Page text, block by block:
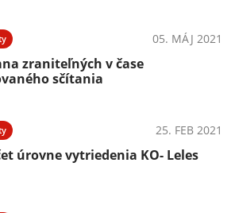
05. MÁJ 2021
zraniteľných v čase
sčítania
25. FEB 2021
úrovne vytriedenia KO- Leles